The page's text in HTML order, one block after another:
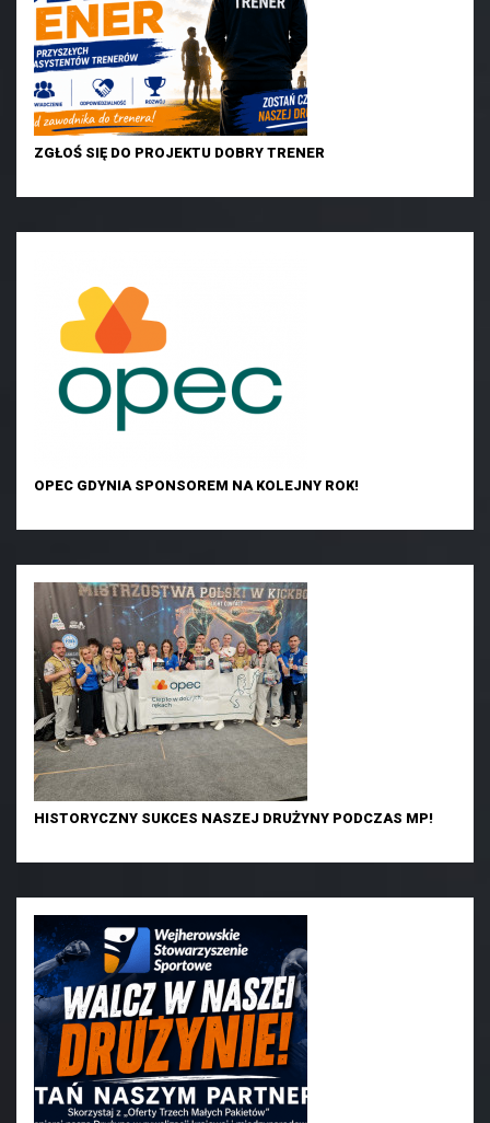
ZGŁOŚ SIĘ DO PROJEKTU DOBRY TRENER
OPEC GDYNIA SPONSOREM NA KOLEJNY ROK!
HISTORYCZNY SUKCES NASZEJ DRUŻYNY PODCZAS MP!